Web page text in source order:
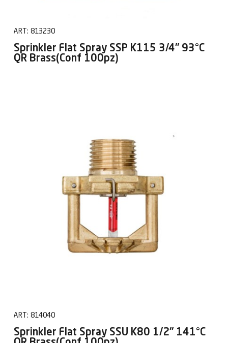
ART: 813230
Sprinkler Flat Spray SSP K115 3/4" 93°C
QR Brass(Conf 100pz)
ART: 814040
Sprinkler Flat Spray SSU K80 1/2" 141°C